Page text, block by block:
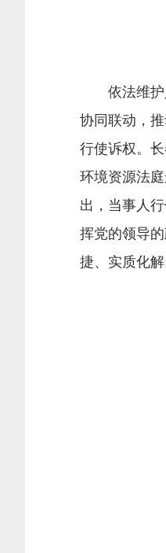
依法维护人
协同联动，
行使诉权。
环境资源法
出，当事人
挥党的领导
捷、实质化解